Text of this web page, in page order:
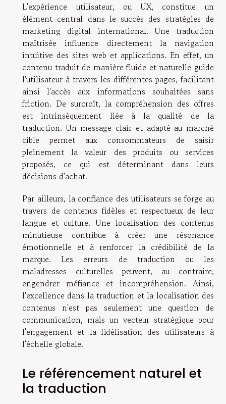
L'expérience utilisateur, ou UX, constitue un
élément central dans le succès des stratégies de
marketing digital international. Une traduction
maîtrisée influence directement la navigation
intuitive des sites web et applications. En effet, un
contenu traduit de manière fluide et naturelle guide
l'utilisateur à travers les différentes pages, facilitant
ainsi l'accès aux informations souhaitées sans
friction. De surcroît, la compréhension des offres
est intrinsèquement liée à la qualité de la
traduction. Un message clair et adapté au marché
cible permet aux consommateurs de saisir
pleinement la valeur des produits ou services
proposés, ce qui est déterminant dans leurs
décisions d'achat.
Par ailleurs, la confiance des utilisateurs se forge au
travers de contenus fidèles et respectueux de leur
langue et culture. Une localisation des contenus
minutieuse contribue à créer une résonance
émotionnelle et à renforcer la crédibilité de la
marque. Les erreurs de traduction ou les
maladresses culturelles peuvent, au contraire,
engendrer méfiance et incompréhension. Ainsi,
l'excellence dans la traduction et la localisation des
contenus n'est pas seulement une question de
communication, mais un vecteur stratégique pour
l'engagement et la fidélisation des utilisateurs à
l'échelle globale.
Le référencement naturel et
la traduction